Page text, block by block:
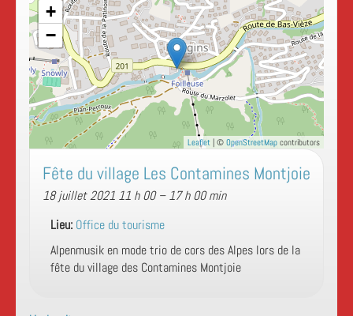
+
−
Leaflet | © OpenStreetMap contributors
Fête du village Les Contamines Montjoie
18 juillet 2021 11 h 00–17 h 00 min
Lieu: Office du tourisme
Alpenmusik en mode trio de cors des Alpes lors de la
fête du village des Contamines Montjoie